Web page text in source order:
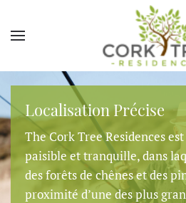
Localisation Précise
The Cork Tree Residences
paisible et tranquille, dans
des forêts de chênes et des
proximité d’une des plus